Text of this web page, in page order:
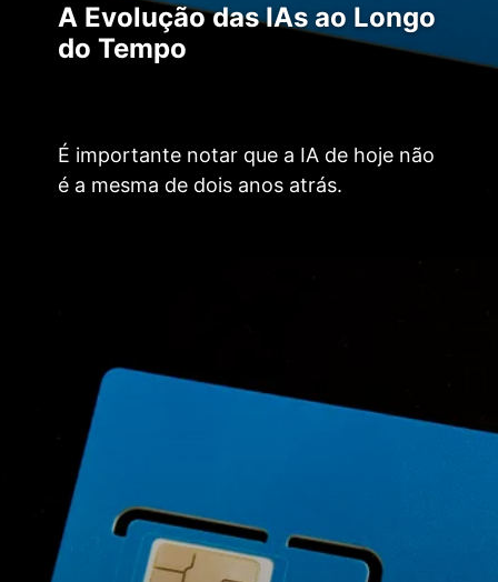
A Evolução das IAs ao Longo
do Tempo
É importante notar que a IA de hoje não
é a mesma de dois anos atrás.